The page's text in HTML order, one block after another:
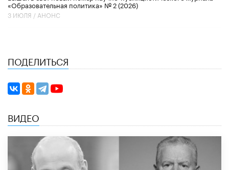
«Образовательная политика» № 2 (2026)
3 ИЮЛЯ / АНОНС
ПОДЕЛИТЬСЯ
ВИДЕО